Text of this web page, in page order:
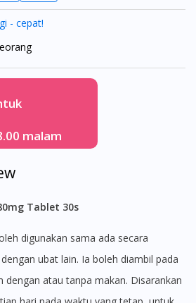
- cepat!
malam
Tablet 30s
ubat lain. Ia boleh diambil pada
dengan atau tanpa makan. Disarankan